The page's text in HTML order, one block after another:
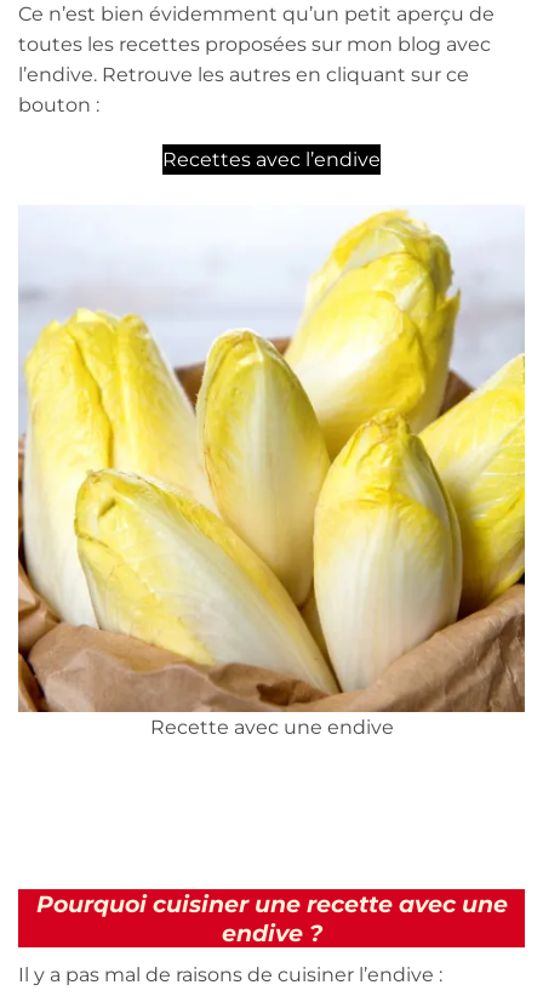
Ce n’est bien évidemment qu’un petit aperçu de
toutes les recettes proposées sur mon blog avec
l’endive. Retrouve les autres en cliquant sur ce
bouton :
Recettes avec l’endive
Recette avec une endive
Pourquoi cuisiner une recette avec une
endive ?
Il y a pas mal de raisons de cuisiner l’endive :